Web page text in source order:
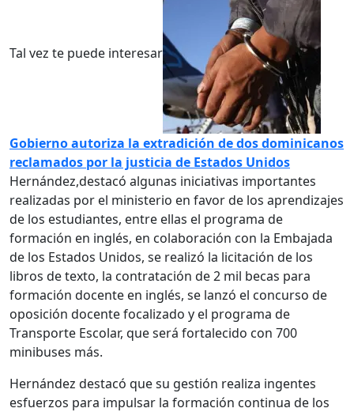
Tal vez te puede interesar
Gobierno autoriza la extradición de dos dominicanos
reclamados por la justicia de Estados Unidos
Hernández,destacó algunas iniciativas importantes
realizadas por el ministerio en favor de los aprendizajes
de los estudiantes, entre ellas el programa de
formación en inglés, en colaboración con la Embajada
de los Estados Unidos, se realizó la licitación de los
libros de texto, la contratación de 2 mil becas para
formación docente en inglés, se lanzó el concurso de
oposición docente focalizado y el programa de
Transporte Escolar, que será fortalecido con 700
minibuses más.
Hernández destacó que su gestión realiza ingentes
esfuerzos para impulsar la formación continua de los